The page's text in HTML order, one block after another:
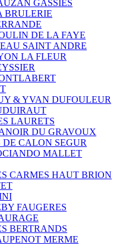
GASSIES
BRULERIE
DE LA FAYE
SAINT ANDRE
LA FLEUR
& YVAN DUFOULEUR
LAURETS
DU GRAVOUX
CALON SEGUR
MALLET
CARMES HAUT BRION
FAUGERES
BERTRANDS
MERME